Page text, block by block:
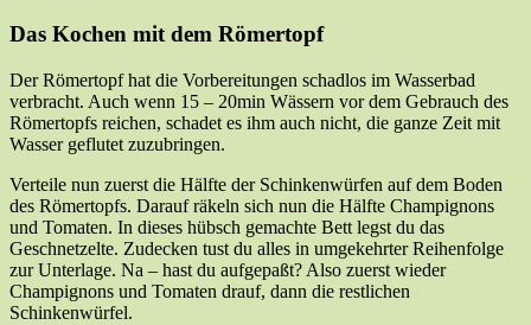
Das Kochen mit dem Römertopf
Der Römertopf hat die Vorbereitungen schadlos im Wasserbad
verbracht. Auch wenn 15 – 20min Wässern vor dem Gebrauch des
Römertopfs reichen, schadet es ihm auch nicht, die ganze Zeit mit
Wasser geflutet zuzubringen.
Verteile nun zuerst die Hälfte der Schinkenwürfen auf dem Boden
des Römertopfs. Darauf räkeln sich nun die Hälfte Champignons
und Tomaten. In dieses hübsch gemachte Bett legst du das
Geschnetzelte. Zudecken tust du alles in umgekehrter Reihenfolge
zur Unterlage. Na – hast du aufgepaßt? Also zuerst wieder
Champignons und Tomaten drauf, dann die restlichen
Schinkenwürfel.